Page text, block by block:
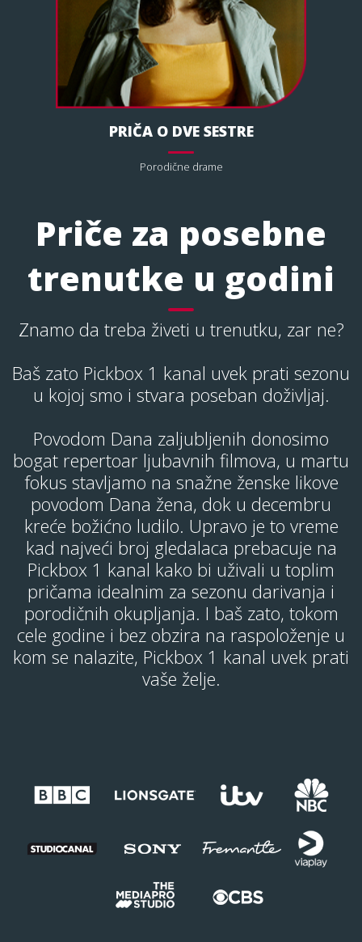
PRIČA O DVE SESTRE
Porodične drame
Priče za posebne
trenutke u godini
Znamo da treba živeti u trenutku, zar ne?
Baš zato Pickbox 1 kanal uvek prati sezonu
u kojoj smo i stvara poseban doživljaj.
Povodom Dana zaljubljenih donosimo
bogat repertoar ljubavnih filmova, u martu
fokus stavljamo na snažne ženske likove
povodom Dana žena, dok u decembru
kreće božićno ludilo. Upravo je to vreme
kad najveći broj gledalaca prebacuje na
Pickbox 1 kanal kako bi uživali u toplim
pričama idealnim za sezonu darivanja i
porodičnih okupljanja. I baš zato, tokom
cele godine i bez obzira na raspoloženje u
kom se nalazite, Pickbox 1 kanal uvek prati
vaše želje.